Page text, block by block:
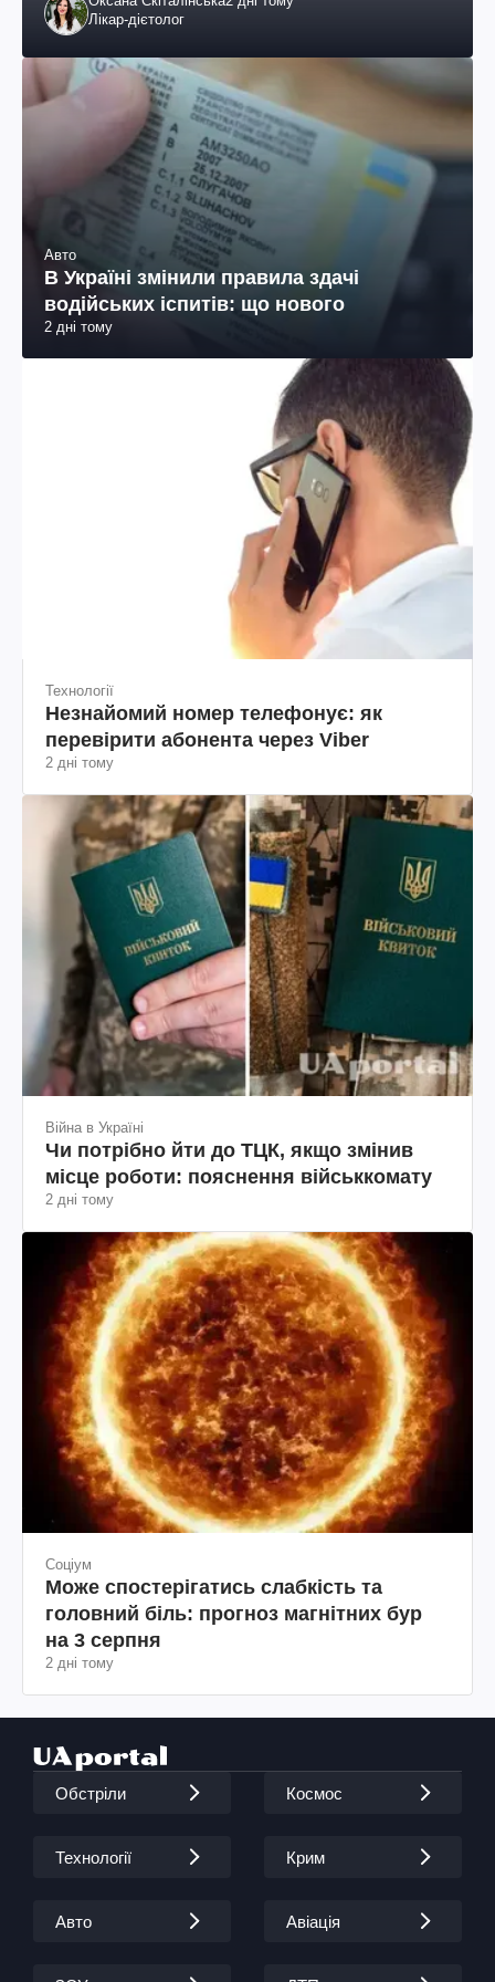
Лікар-дієтолог
Авто
В Україні змінили правила здачі
водійських іспитів: що нового
2 дні тому
Технології
Незнайомий номер телефонує: як
перевірити абонента через Viber
2 дні тому
Війна в Україні
Чи потрібно йти до ТЦК, якщо змінив
місце роботи: пояснення військкомату
2 дні тому
Соціум
Може спостерігатись слабкість та
головний біль: прогноз магнітних бур
на 3 серпня
2 дні тому
Обстріли Космос
Технології Крим
Авто Авіація